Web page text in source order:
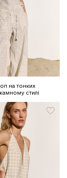
на тонких
стилі